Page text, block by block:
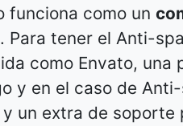
funciona como un
. Para tener el Anti-
como Envato, una
y en el caso de
un extra de soporte